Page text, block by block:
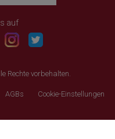
auf
Rechte vorbehalten.
AGBs Cookie-Einstellungen